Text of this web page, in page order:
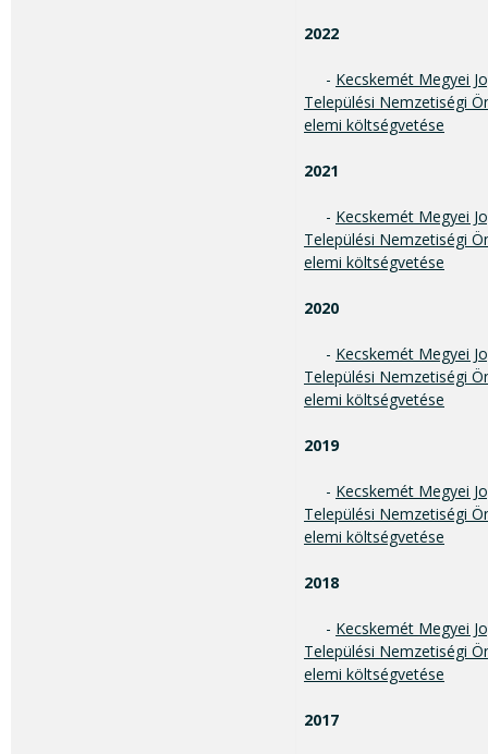
2022
- Kecskemét Megyei
Települési Nemzetiségi
elemi költségvetése
2021
- Kecskemét Megyei
Települési Nemzetiségi
elemi költségvetése
2020
- Kecskemét Megyei
Települési Nemzetiségi
elemi költségvetése
2019
- Kecskemét Megyei
Települési Nemzetiségi
elemi költségvetése
2018
- Kecskemét Megyei
Települési Nemzetiségi
elemi költségvetése
2017